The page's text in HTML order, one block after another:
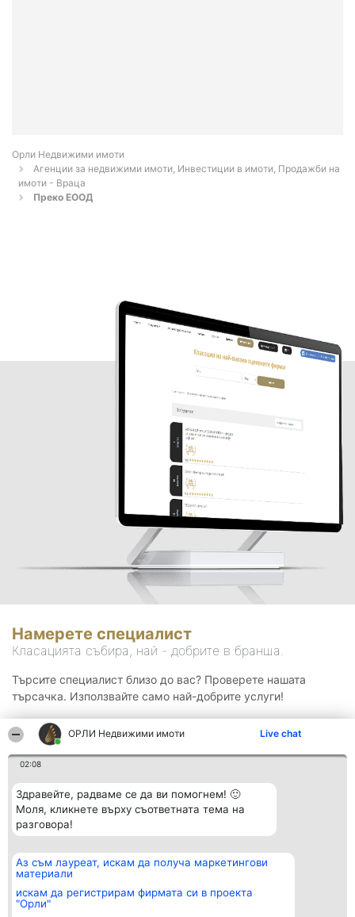
ОРЛИ Недвижими имоти Live chat
02:08
Здравейте, радваме се да ви помогнем! 🙂
Моля, кликнете върху съответната тема на
разговора!
Аз съм лауреат, искам да получа маркетингови
материали
искам да регистрирам фирмата си в проекта
"Орли"
Орли Недвижими имоти
Агенции за недвижими имоти, Инвестиции в имоти, Продажби на
имоти - Враца
Преко ЕООД
Намерете специалист
Класацията събира, най - добрите в бранша.
Търсите специалист близо до вас? Проверете нашата
търсачка. Използвайте само най-добрите услуги!
Организатор на
класиране
BulevardulAleea Timișul De
Sus Nr. 2, Bl. A30, Sc. A, Et.
Класация
всички
Контакти